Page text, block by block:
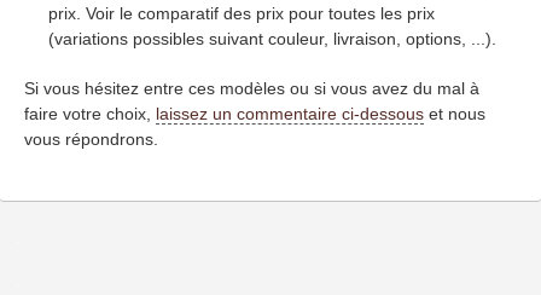
prix. Voir le comparatif des prix pour toutes les prix
(variations possibles suivant couleur, livraison, options, ...).
Si vous hésitez entre ces modèles ou si vous avez du mal à
faire votre choix, laissez un commentaire ci-dessous et nous
vous répondrons.